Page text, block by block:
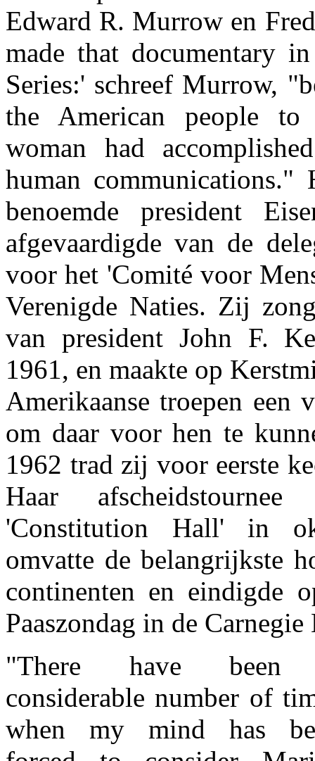
Edward R. Murrow en
made that documentary
Series:' schreef Murrow,
the American people
woman had
human communications."
benoemde president
afgevaardigde van de
voor het 'Comité voor
Verenigde Naties. Zij
van president John F.
1961, en maakte op
Amerikaanse troepen een
om daar voor hen te
1962 trad zij voor eerste
Haar
'Constitution Hall' in
omvatte de belangrijkste
continenten en eindigde
Paaszondag in de
"There have
considerable number of
when my mind has